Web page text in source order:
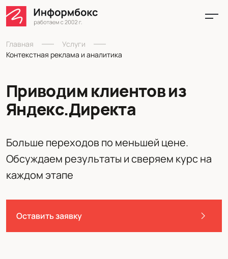
Главная
Услуги
Контекстная реклама и аналитика
Приводим клиентов из
Яндекс.Директа
Больше переходов по меньшей цене.
Обсуждаем результаты и сверяем курс на
каждом этапе
Оставить заявку